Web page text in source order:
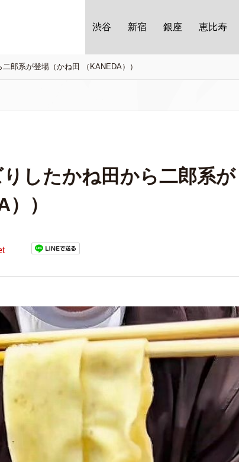
渋谷 新宿 銀座 恵比寿
郎系が登場（かね田 （KANEDA））
したかね田から二郎系が
）